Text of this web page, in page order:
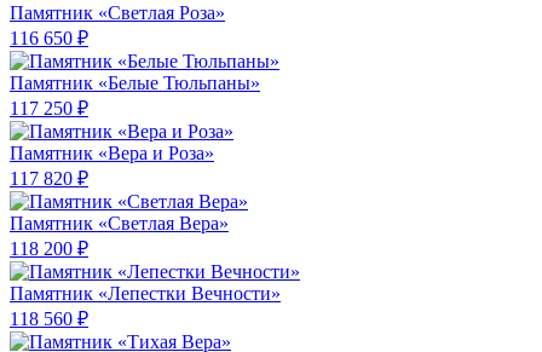
Памятник «Светлая Роза»
116 650 ₽
Памятник «Белые Тюльпаны»
117 250 ₽
Памятник «Вера и Роза»
117 820 ₽
Памятник «Светлая Вера»
118 200 ₽
Памятник «Лепестки Вечности»
118 560 ₽